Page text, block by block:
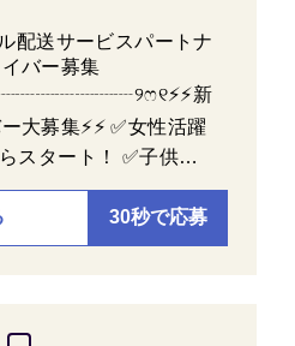
配送サービスパートナ
バー募集
新
大募集⚡⚡ ✅女性活躍
スタート！ ✅子供…
30秒で応募